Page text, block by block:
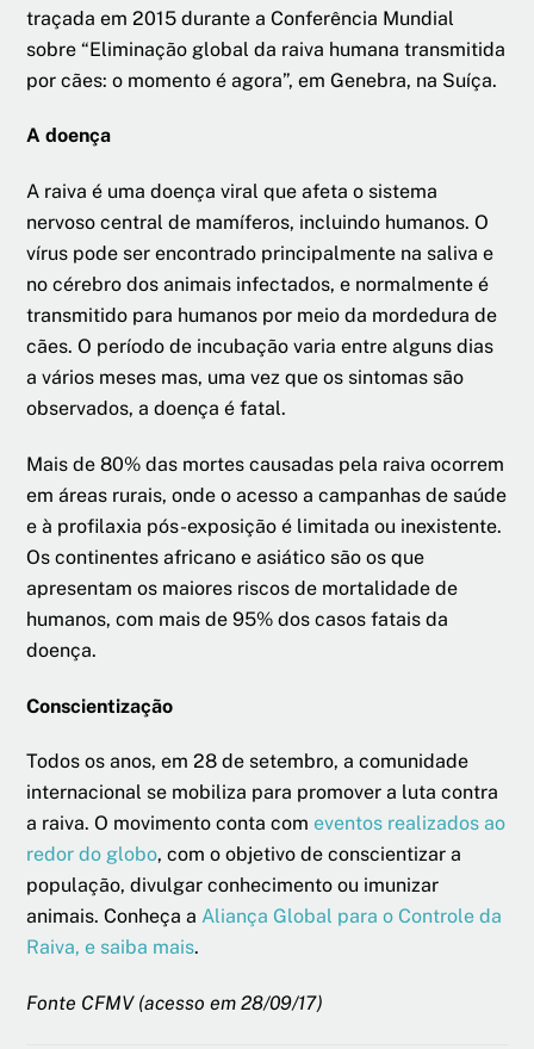
traçada em 2015 durante a Conferência Mundial
sobre “Eliminação global da raiva humana transmitida
por cães: o momento é agora”, em Genebra, na Suíça.
A doença
A raiva é uma doença viral que afeta o sistema
nervoso central de mamíferos, incluindo humanos. O
vírus pode ser encontrado principalmente na saliva e
no cérebro dos animais infectados, e normalmente é
transmitido para humanos por meio da mordedura de
cães. O período de incubação varia entre alguns dias
a vários meses mas, uma vez que os sintomas são
observados, a doença é fatal.
Mais de 80% das mortes causadas pela raiva ocorrem
em áreas rurais, onde o acesso a campanhas de saúde
e à profilaxia pós-exposição é limitada ou inexistente.
Os continentes africano e asiático são os que
apresentam os maiores riscos de mortalidade de
humanos, com mais de 95% dos casos fatais da
doença.
Conscientização
Todos os anos, em 28 de setembro, a comunidade
internacional se mobiliza para promover a luta contra
a raiva. O movimento conta comeventos realizados ao
redor do globo, com o objetivo de conscientizar a
população, divulgar conhecimento ou imunizar
animais. Conheça aAliança Global para o Controle da
Raiva, e saiba mais.
Fonte CFMV (acesso em 28/09/17)